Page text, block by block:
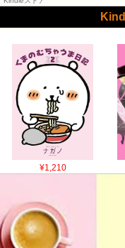
¥1,210